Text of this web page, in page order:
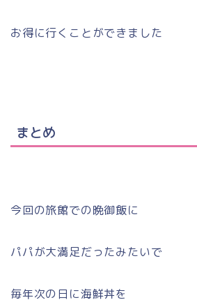
お得に行くことができました
まとめ
今回の旅館での晩御飯に
パパが大満足だったみたいで
毎年次の日に海鮮丼を